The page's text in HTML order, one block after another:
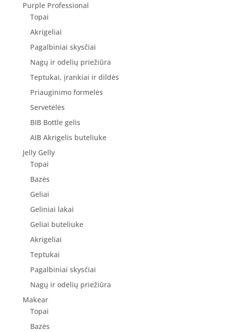
Purple Professional
Topai
Akrigeliai
Pagalbiniai skysčiai
Nagų ir odelių priežiūra
Teptukai, įrankiai ir dildės
Priauginimo formelės
Servetėlės
BIB Bottle gelis
AIB Akrigelis buteliuke
Jelly Gelly
Topai
Bazės
Geliai
Geliniai lakai
Geliai buteliuke
Akrigeliai
Teptukai
Pagalbiniai skysčiai
Nagų ir odelių priežiūra
Makear
Topai
Bazės